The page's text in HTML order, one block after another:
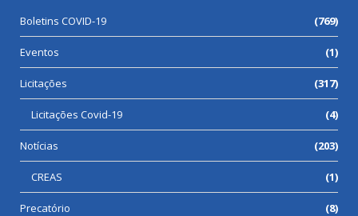
Boletins COVID-19 (769)
Eventos (1)
Licitações (317)
Licitações Covid-19 (4)
Notícias (203)
CREAS (1)
Precatório (8)